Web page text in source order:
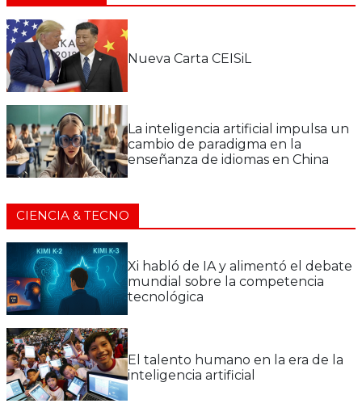
Nueva Carta CEISiL
La inteligencia artificial impulsa un
cambio de paradigma en la
enseñanza de idiomas en China
CIENCIA & TECNO
Xi habló de IA y alimentó el debate
mundial sobre la competencia
tecnológica
El talento humano en la era de la
inteligencia artificial